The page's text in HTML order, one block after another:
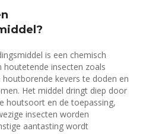
is een chemisch
insecten zoals
kevers te doden en
Het middel dringt diep door
houtsoort en de toepassing,
insecten worden
aantasting wordt